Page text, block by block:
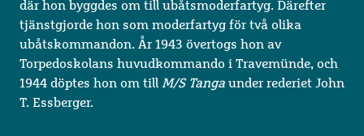
där hon byggdes om till ubåtsmoderfartyg. Därefter
tjänstgjorde hon som moderfartyg för två olika
ubåtskommandon. År 1943 övertogs hon av
Torpedoskolans huvudkommando i Travemünde, och
1944 döptes hon om till M/S Tanga under rederiet John
T. Essberger.